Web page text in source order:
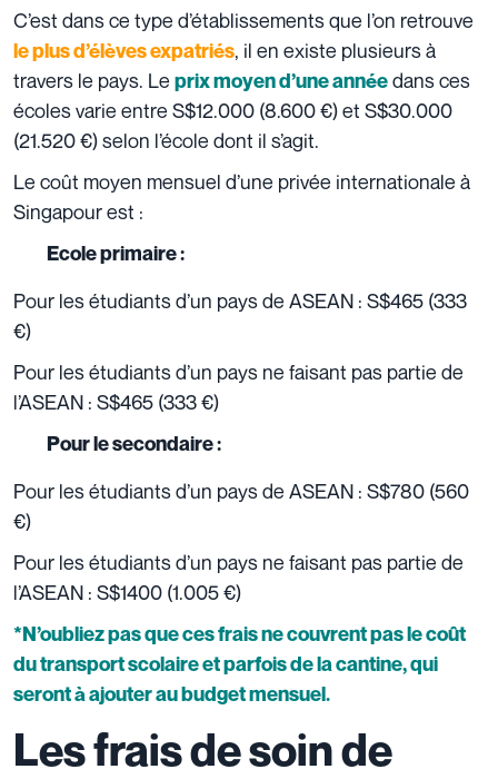
C’est dans ce type d’établissements que l’on retrouve
le plus d’élèves expatriés, il en existe plusieurs à
travers le pays. Le prix moyen d’une annéedans ces
écoles varie entre S$12.000 (8.600 €) et S$30.000
(21.520 €) selon l’école dont il s’agit.
Le coût moyen mensuel d’une privée internationale à
Singapour est :
Ecole primaire :
Pour les étudiants d’un pays de ASEAN : S$465 (333
€)
Pour les étudiants d’un pays ne faisant pas partie de
l’ASEAN : S$465 (333 €)
Pour le secondaire :
Pour les étudiants d’un pays de ASEAN : S$780 (560
€)
Pour les étudiants d’un pays ne faisant pas partie de
l’ASEAN : S$1400 (1.005 €)
*N’oubliez pas que ces frais ne couvrent pas le coût
du transport scolaire et parfois de la cantine, qui
seront à ajouter au budget mensuel.
Les frais de soin de